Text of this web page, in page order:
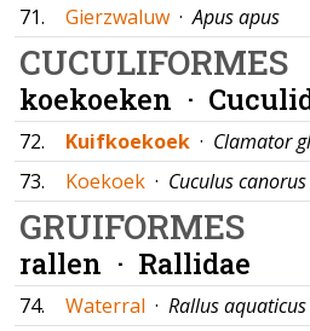
71.
Gierzwaluw ·Apus apus
CUCULIFORMES
koekoeken ·
72. Kuifkoekoek · Clamator
73.
Koekoek · Cuculus canorus
GRUIFORMES
rallen · Rallidae
74. Waterral · Rallus aquaticus